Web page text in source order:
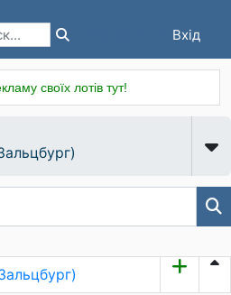
Вхід
своїх лотів тут!